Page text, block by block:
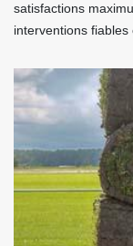
satisfactions
interventions